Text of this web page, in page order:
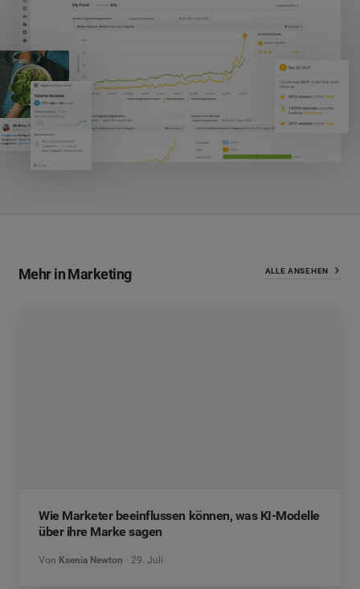
Mehr in Marketing ALLE ANSEHEN
Wie Marketer beeinflussen können, was KI-Modelle
über ihre Marke sagen
Von Ksenia Newton 29. Juli